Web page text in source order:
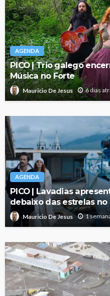
AGENDA
PICO | Trio galego
Música no Forte
Mauricio De Jesus 6 dias
AGENDA
PICO | Lavadias
debaixo das estrelas
Mauricio De Jesus 1